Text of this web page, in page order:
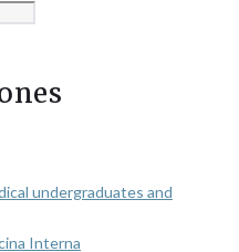
undergraduates and
Interna